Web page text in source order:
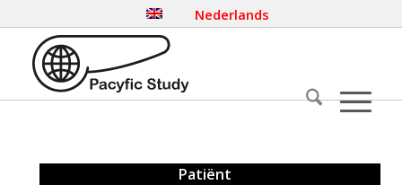
Nederlands
Patiënt